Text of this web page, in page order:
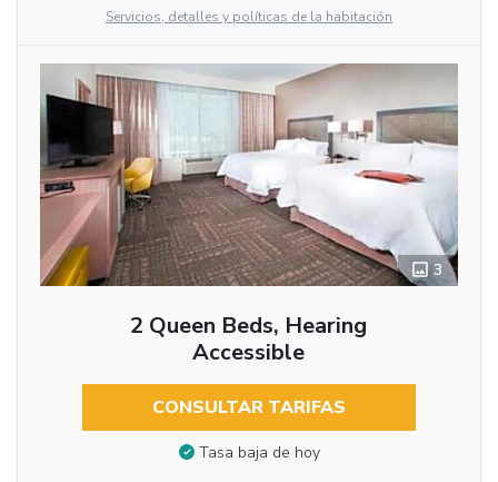
Servicios, detalles y políticas de la habitación
3
2 Queen Beds, Hearing
Accessible
CONSULTAR TARIFAS
Tasa baja de hoy